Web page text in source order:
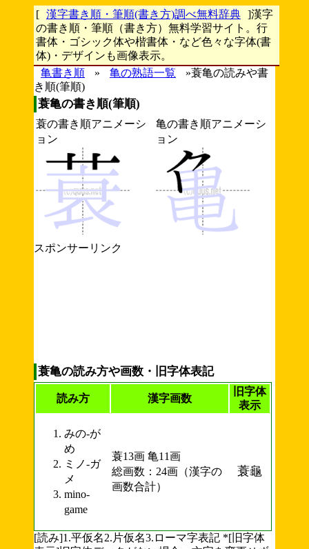
[ 漢字書き順・筆順(書き方)調べ無料辞典 ]漢字
の書き順・筆順（書き方）無料学習サイト。行
書体・ゴシック体や楷書体・など色々な字体(書
体)・デザインも画像表示。
亀書き順
» 亀の熟語一覧
»蓑亀の読みや書
き順(筆順)
蓑亀の書き順(筆順)
蓑の書き順アニメーシ
ョン
亀の書き順アニメーシ
ョン
スポンサーリンク
蓑亀の読み方や画数・旧字体表記
読み方 漢字画数
旧字体
表示
みの-が
め
ミノ-ガ
メ
mino-
game
蓑13画 亀11画
総画数：24画（漢字の
画数合計）
蓑龜
[読み]1.平仮名2.片仮名3.ローマ字表記 *[旧字体